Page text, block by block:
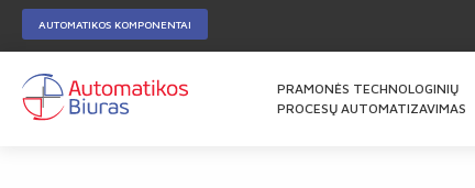
AUTOMATIKOS KOMPONENTAI
PRAMONĖS TECHNOLOGINIŲ
PROCESŲ AUTOMATIZAVIMAS